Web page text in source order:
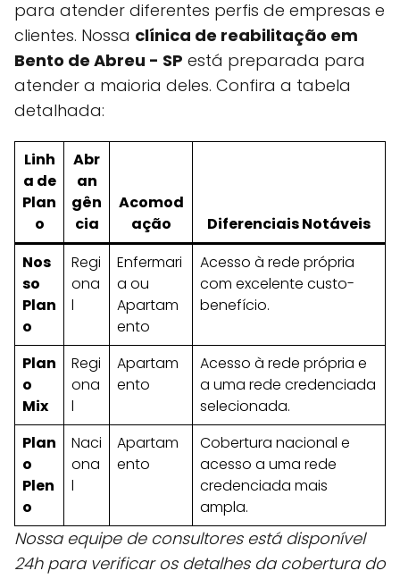
para atender diferentes perfis de empresas e
clientes. Nossa clínica de reabilitação em
Bento de Abreu - SP está preparada para
atender a maioria deles. Confira a tabela
detalhada:
Linh
a de
Plan
o
Abr
an
gên
cia
Acomod
ação
Diferenciais Notáveis
Nos
so
Plan
o
Regi
ona
l
Enfermari
a ou
Apartam
ento
Acesso à rede própria
com excelente custo-
benefício.
Plan
o
Mix
Regi
ona
l
Apartam
ento
Acesso à rede própria e
a uma rede credenciada
selecionada.
Plan
o
Plen
o
Naci
ona
l
Apartam
ento
Cobertura nacional e
acesso a uma rede
credenciada mais
ampla.
Nossa equipe de consultores está disponível
24h para verificar os detalhes da cobertura do